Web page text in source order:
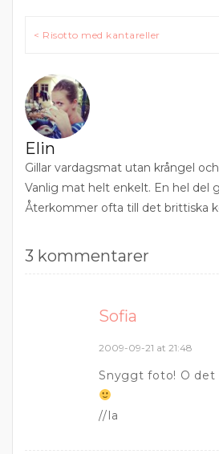
Inläggsnavigering
< Risotto med kantareller
Elin
Gillar vardagsmat utan krångel
Vanlig mat helt enkelt. En hel del
Återkommer ofta till det brittiska
3 kommentarer
Sofia
2009-09-21 at 21:48
Snyggt foto! O
//Ia